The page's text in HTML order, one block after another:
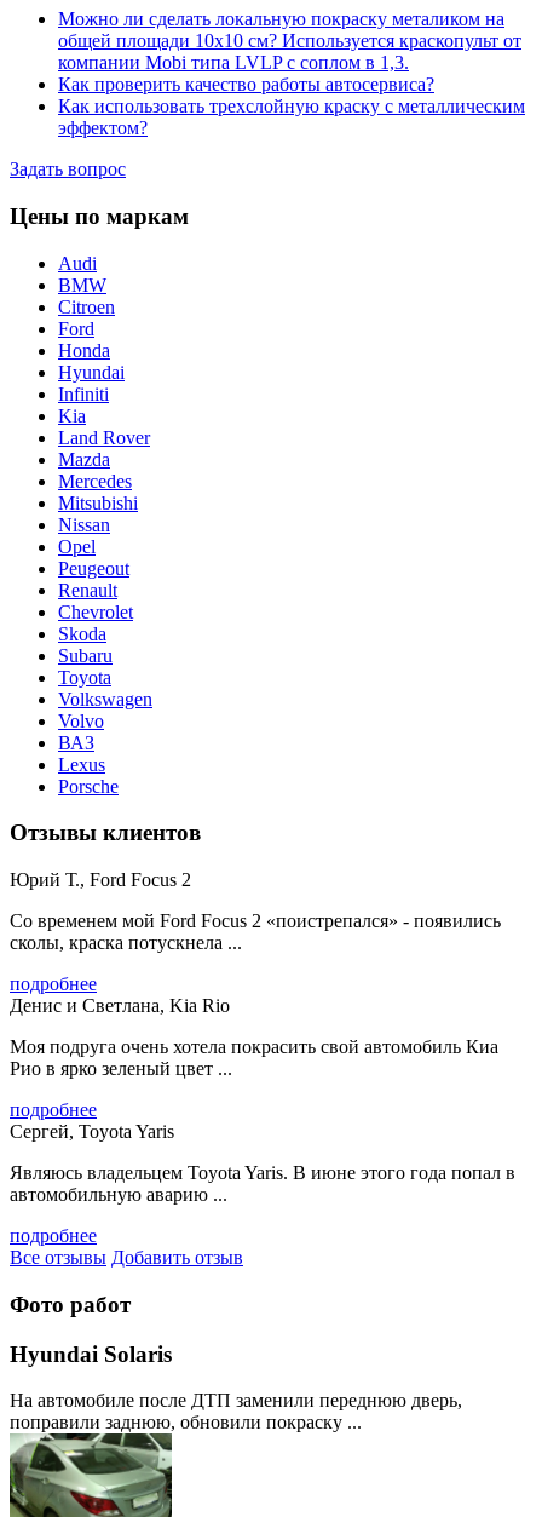
Можно ли сделать локальную покраску металиком на
общей площади 10х10 см? Используется краскопульт от
компании Mobi типа LVLP с соплом в 1,3.
Как проверить качество работы автосервиса?
Как использовать трехслойную краску с металлическим
эффектом?
Задать вопрос
Цены по маркам
Audi
BMW
Citroen
Ford
Honda
Hyundai
Infiniti
Kia
Land Rover
Mazda
Mercedes
Mitsubishi
Nissan
Opel
Peugeout
Renault
Chevrolet
Skoda
Subaru
Toyota
Volkswagen
Volvo
ВАЗ
Lexus
Porsche
Отзывы клиентов
Юрий Т., Ford Focus 2
Со временем мой Ford Focus 2 «поистрепался» - появились
сколы, краска потускнела ...
подробнее
Денис и Светлана, Kia Rio
Моя подруга очень хотела покрасить свой автомобиль Киа
Рио в ярко зеленый цвет ...
подробнее
Сергей, Toyota Yaris
Являюсь владельцем Toyota Yaris. В июне этого года попал в
автомобильную аварию ...
подробнее
Все отзывы Добавить отзыв
Фото работ
Hyundai Solaris
На автомобиле после ДТП заменили переднюю дверь,
поправили заднюю, обновили покраску ...